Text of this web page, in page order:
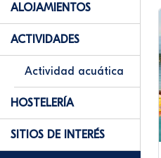
ALOJAMIENTOS
ACTIVIDADES
Actividad acuática
HOSTELERÍA
SITIOS DE INTERÉS